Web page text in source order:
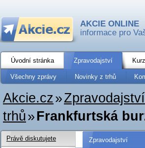
AKCIE ONLINE
informace pro
Úvodní stránka Zpravodajství
Všechny zprávy Novinky z trhů
Akcie.cz»Zpravodajství
trhů»Frankfurtská
Zpravodajství
Právě diskutujete